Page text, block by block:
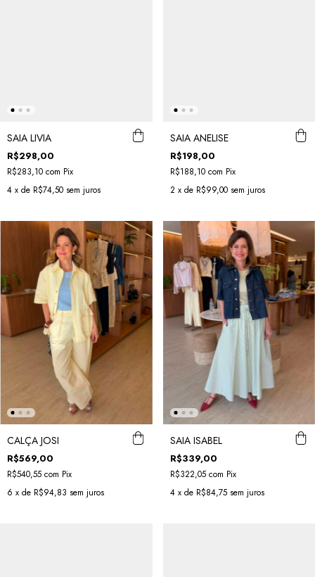
SAIA LIVIA
R$298,00
R$283,10 com Pix
4 x de R$74,50 sem juros
SAIA ANELISE
R$198,00
R$188,10 com Pix
2 x de R$99,00 sem juros
CALÇA JOSI
R$569,00
R$540,55 com Pix
6 x de R$94,83 sem juros
SAIA ISABEL
R$339,00
R$322,05 com Pix
4 x de R$84,75 sem juros